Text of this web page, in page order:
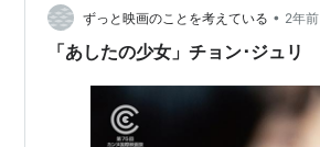
ずっと映画のことを考えている • 2年前
「あしたの少女」チョン･ジュリ